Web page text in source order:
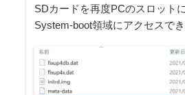
SDカードを再度PCのスロット
System-boot領域にアクセスでき